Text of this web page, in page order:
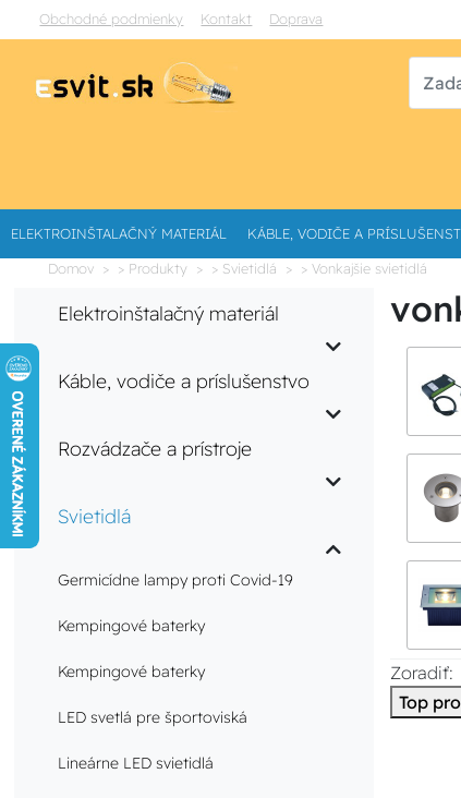
Obchodné podmienky Kontakt Doprava
ELEKTROINŠTALAČNÝ MATERIÁL KÁBLE, VODIČE A
Domov > Produkty > Svietidlá > Vonkajšie svietidlá
Elektroinštalačný materiál
Káble, vodiče a príslušenstvo
Rozvádzače a prístroje
Svietidlá
Germicídne lampy proti Covid-19
Kempingové baterky
Kempingové baterky
LED svetlá pre športoviská
Lineárne LED svietidlá
Zoradiť:
Top